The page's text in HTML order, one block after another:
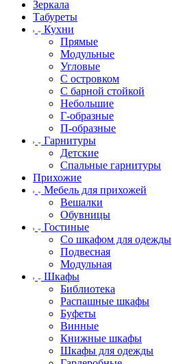
Зеркала
Табуреты
Кухни
Прямые
Модульные
Угловые
С островком
С барной стойкой
Небольшие
Г-образные
П-образные
Гарнитуры
Детские
Спальные гарнитуры
Прихожие
Мебель для прихожей
Вешалки
Обувницы
Гостиные
Со шкафом для одежды
Подвесная
Модульная
Шкафы
Библиотека
Распашные шкафы
Буфеты
Винные
Книжные шкафы
Шкафы для одежды